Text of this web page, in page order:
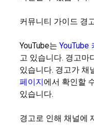
커뮤니티 가이드 경
YouTube는 YouTube
고 있습니다. 경고마
있습니다. 경고가
페이지에서 확인할
있습니다.
경고로 인해 채널에